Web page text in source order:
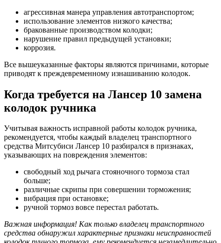
агрессивная манера управления автотранспортом;
использование элементов низкого качества;
бракованные производством колодки;
нарушение правил предыдущей установки;
коррозия.
Все вышеуказанные факторы являются причинами, которые
приводят к преждевременному изнашиванию колодок.
Когда требуется на Лансер 10 замена
колодок ручника
Учитывая важность исправной работы колодок ручника,
рекомендуется, чтобы каждый владелец транспортного
средства Митсубиси Лансер 10 разбирался в признаках,
указывающих на повреждения элементов:
свободный ход рычага стояночного тормоза стал
больше;
различные скрипы при совершении торможения;
вибрация при остановке;
ручной тормоз вовсе перестал работать.
Важная информация! Как только владелец транспортного
средства обнаружил характерные признаки неисправностей